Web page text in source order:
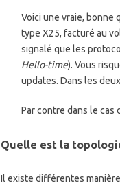
Voici une vraie, bonne
type X25, facturé au
signalé que les
Hello-time). Vous
updates. Dans les
Par contre dans le cas
Quelle est la
Il existe différentes